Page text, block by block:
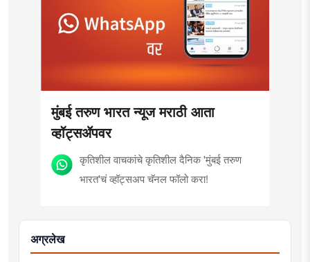
मुंबई तरुण भारत न्यूज मराठी आता
व्हॉट्सॲपवर
कृतिशील वाचकांचे कृतिशील दैनिक 'मुंबई तरुण
भारत'चं व्हॉट्सअप चॅनल फॉलो करा!
अग्रलेख